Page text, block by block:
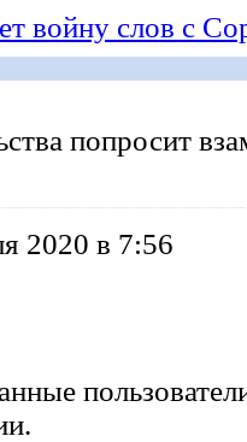
войну слов с
попросит
2020 в 7:56